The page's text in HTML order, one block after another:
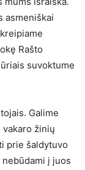
asmeniškai
Rašto
suvoktume
Galime
žinių
prie šaldytuvo
į juos